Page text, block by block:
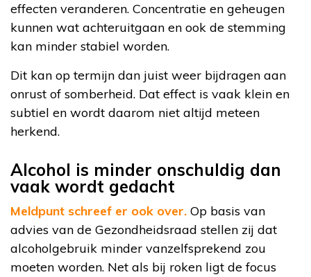
effecten veranderen. Concentratie en geheugen
kunnen wat achteruitgaan en ook de stemming
kan minder stabiel worden.
Dit kan op termijn dan juist weer bijdragen aan
onrust of somberheid. Dat effect is vaak klein en
subtiel en wordt daarom niet altijd meteen
herkend.
Alcohol is minder onschuldig dan
vaak wordt gedacht
Meldpunt schreef er ook over. Op basis van
advies van de Gezondheidsraad stellen zij dat
alcoholgebruik minder vanzelfsprekend zou
moeten worden. Net als bij roken ligt de focus